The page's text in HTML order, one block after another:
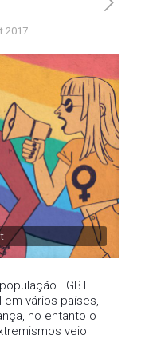
2017
LGBT
vários países,
no entanto o
veio